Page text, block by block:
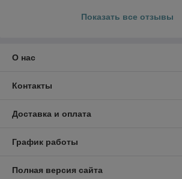
Показать все отзывы
О нас
Контакты
Доставка и оплата
График работы
Полная версия сайта